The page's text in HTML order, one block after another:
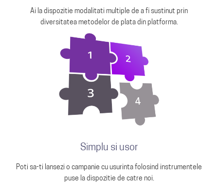
Ai la dispozitie modalitati multiple de a fi sustinut prin
diversitatea metodelor de plata din platforma.
Simplu si usor
Poti sa-ti lansezi o campanie cu usurinta folosind instrumentele
puse la dispozitie de catre noi.